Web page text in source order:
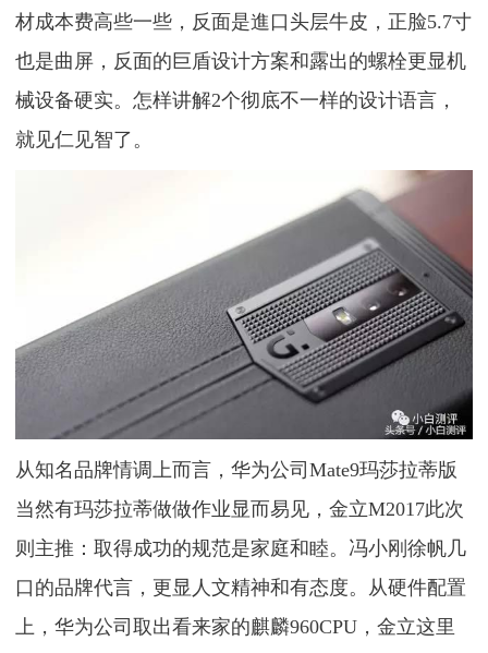
材成本费高些一些，反面是進口头层牛皮，正脸5.7寸
也是曲屏，反面的巨盾设计方案和露出的螺栓更显机
械设备硬实。怎样讲解2个彻底不一样的设计语言，
就见仁见智了。
从知名品牌情调上而言，华为公司Mate9玛莎拉蒂版
当然有玛莎拉蒂做做作业显而易见，金立M2017此次
则主推：取得成功的规范是家庭和睦。冯小刚徐帆几
口的品牌代言，更显人文精神和有态度。从硬件配置
上，华为公司取出看来家的麒麟960CPU，金立这里